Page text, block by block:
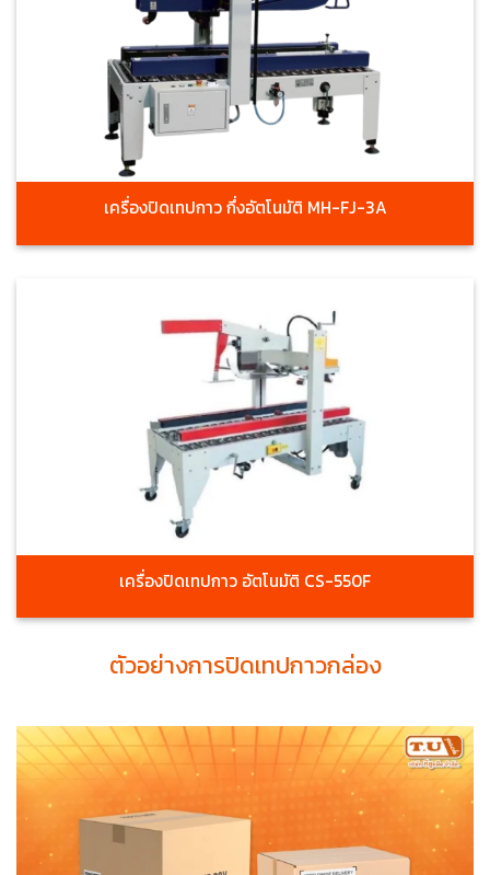
เครื่องปิดเทปกาว กึ่งอัตโนมัติ MH-FJ-3A
เครื่องปิดเทปกาว อัตโนมัติ CS-550F
ตัวอย่างการปิดเทปกาวกล่อง